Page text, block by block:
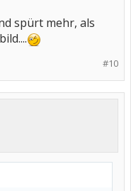
spürt mehr, als
#10